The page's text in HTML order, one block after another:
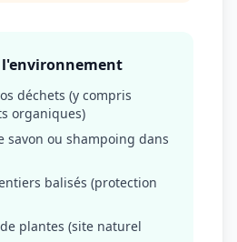
l'environnement
déchets (y compris
organiques)
savon ou shampoing dans
balisés (protection
plantes (site naturel